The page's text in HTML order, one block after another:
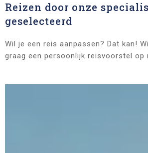
Reizen door onze
geselecteerd
Wil je een reis aanpassen? Dat kan!
graag een persoonlijk reisvoorstel op